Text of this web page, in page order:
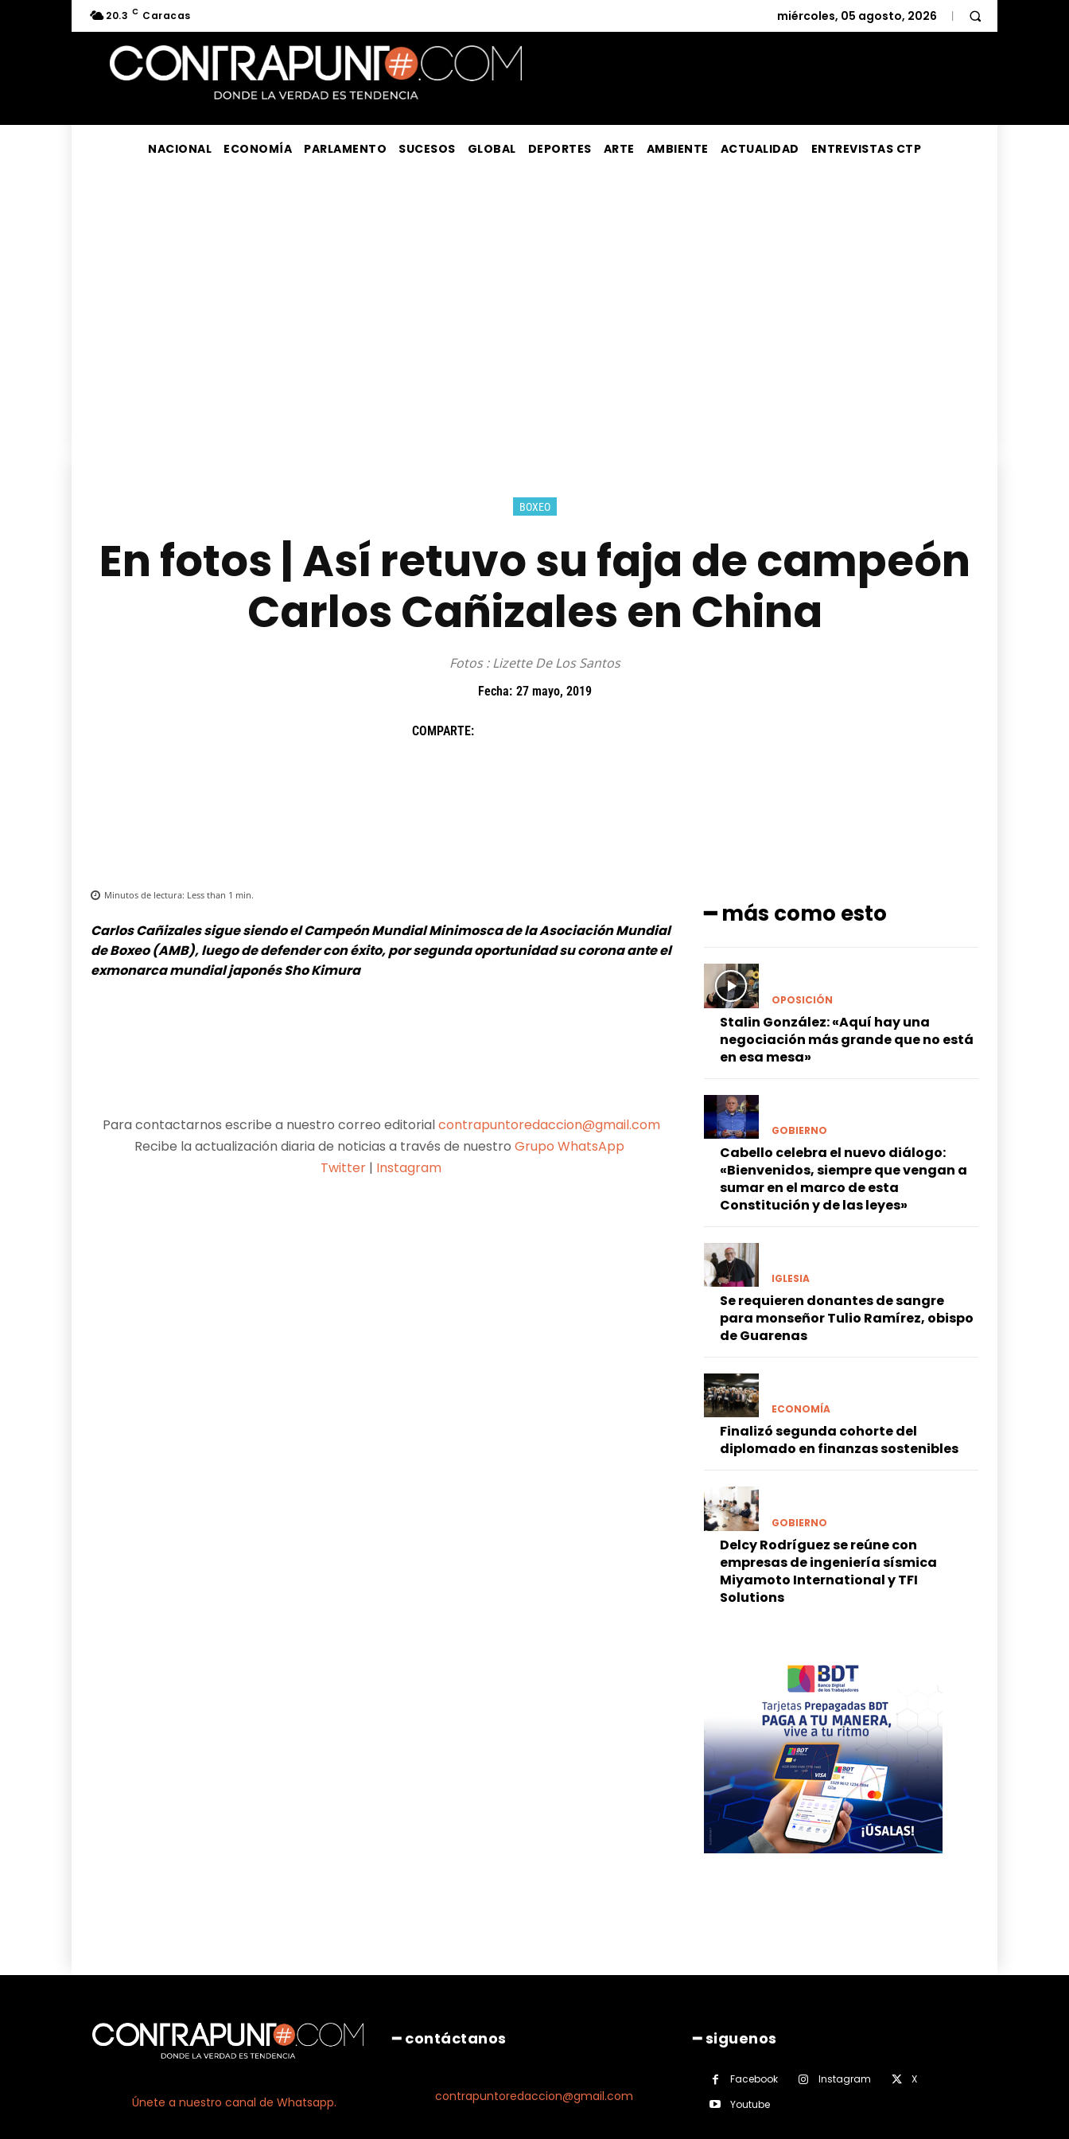
20.3 C Caracas miércoles, 05 agosto, 2026
NACIONAL ECONOMÍA PARLAMENTO SUCESOS GLOBAL DEPORTES ARTE AMBIENTE ACTUALIDAD ENTREVISTAS CTP
BOXEO
En fotos | Así retuvo su faja de campeón
Carlos Cañizales en China
Fotos : Lizette De Los Santos
Fecha: 27 mayo, 2019
COMPARTE:
Minutos de lectura: Less than 1 min.
Carlos Cañizales sigue siendo el Campeón Mundial Minimosca de la Asociación Mundial
de Boxeo (AMB), luego de defender con éxito, por segunda oportunidad su corona ante el
exmonarca mundial japonés Sho Kimura
Para contactarnos escribe a nuestro correo editorialcontrapuntoredaccion@gmail.com
Recibe la actualización diaria de noticias a través de nuestroGrupo WhatsApp
Twitter | Instagram
━ más como esto
OPOSICIÓN
Stalin González: «Aquí hay una
negociación más grande que no está
en esa mesa»
GOBIERNO
Cabello celebra el nuevo diálogo:
«Bienvenidos, siempre que vengan a
sumar en el marco de esta
Constitución y de las leyes»
IGLESIA
Se requieren donantes de sangre
para monseñor Tulio Ramírez, obispo
de Guarenas
ECONOMÍA
Finalizó segunda cohorte del
diplomado en finanzas sostenibles
GOBIERNO
Delcy Rodríguez se reúne con
empresas de ingeniería sísmica
Miyamoto International y TFI
Solutions
Únete a nuestro canal de Whatsapp.
━ contáctanos
contrapuntoredaccion@gmail.com
━ siguenos
Facebook Instagram
X
Youtube